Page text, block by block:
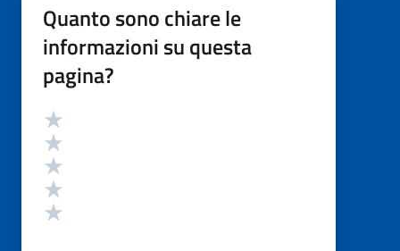
Quanto sono chiare le
informazioni su questa
pagina?
Valutazione